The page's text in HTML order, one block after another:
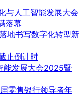
与人工智能发展大会
落幕
地书写数字化转型新
止倒计时
能发展大会2025暨
零售银行领导者年